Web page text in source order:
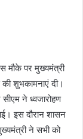
मौके पर मुख्यमंत्री
शुभकामनाएं दी।
ने ध्वजारोहण
इस दौरान शासन
ने सभी को